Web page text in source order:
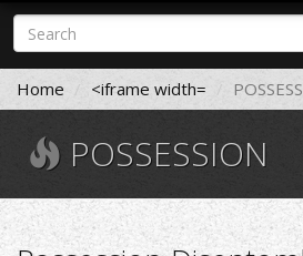
Skip
main
content
Search
form
Search
Home <iframe width=
POSSESSION